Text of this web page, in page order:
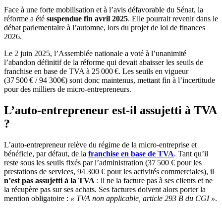
Face à une forte mobilisation et à l’avis défavorable du Sénat, la
réforme a été suspendue fin avril 2025. Elle pourrait revenir dans le
débat parlementaire à l’automne, lors du projet de loi de finances
2026.
Le 2 juin 2025, l’Assemblée nationale a voté à l’unanimité
l’abandon définitif de la réforme qui devait abaisser les seuils de
franchise en base de TVA à 25 000 €. Les seuils en vigueur
(37 500 € / 94 300€) sont donc maintenus, mettant fin à l’incertitude
pour des milliers de micro-entrepreneurs.
L’auto-entrepreneur est-il assujetti à TVA
?
L’auto-entrepreneur relève du régime de la micro-entreprise et
bénéficie, par défaut, de la franchise en base de TVA. Tant qu’il
reste sous les seuils fixés par l’administration (37 500 € pour les
prestations de services, 94 300 € pour les activités commerciales), il
n’est pas assujetti à la TVA : il ne la facture pas à ses clients et ne
la récupère pas sur ses achats. Ses factures doivent alors porter la
mention obligatoire : « TVA non applicable, article 293 B du CGI ».